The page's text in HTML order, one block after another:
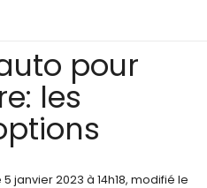
pour
les
5 janvier 2023 à 14h18, modifié le